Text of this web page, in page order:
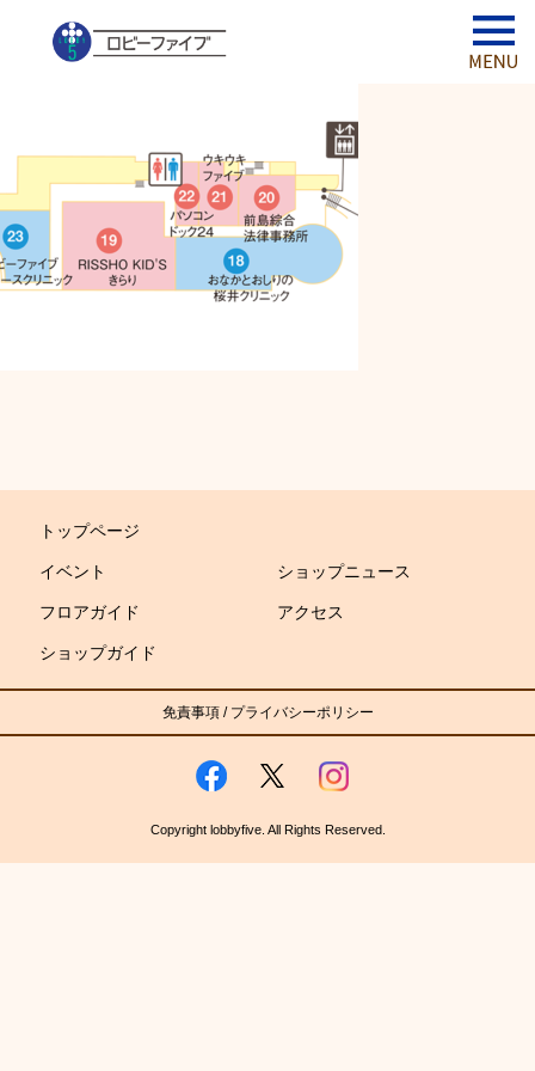
トップページ
イベント ショップニュース
フロアガイド アクセス
ショップガイド
免責事項/ プライバシーポリシー
Copyright lobbyfive. All Rights Reserved.